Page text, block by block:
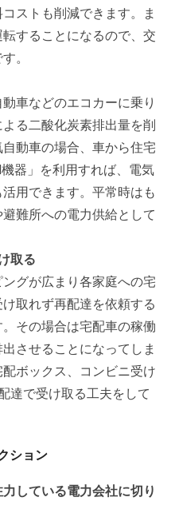
ストも削減できます。ま
することになるので、交
。
車などのエコカーに乗り
る二酸化炭素排出量を削
動車の場合、車から住宅
器」を利用すれば、電気
用できます。平常時はも
難所への電力供給として
取る
グが広まり各家庭への宅
取れず再配達を依頼する
その場合は宅配車の稼働
させることになってしま
ボックス、コンビニ受け
達で受け取る工夫をして
ション
している電力会社に切り